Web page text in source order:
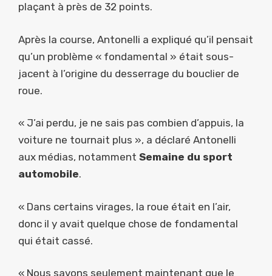
plaçant à près de 32 points.
Après la course, Antonelli a expliqué qu’il pensait
qu’un problème « fondamental » était sous-
jacent à l’origine du desserrage du bouclier de
roue.
« J’ai perdu, je ne sais pas combien d’appuis, la
voiture ne tournait plus », a déclaré Antonelli
aux médias, notamment Semaine du sport
automobile.
« Dans certains virages, la roue était en l’air,
donc il y avait quelque chose de fondamental
qui était cassé.
« Nous savons seulement maintenant que le